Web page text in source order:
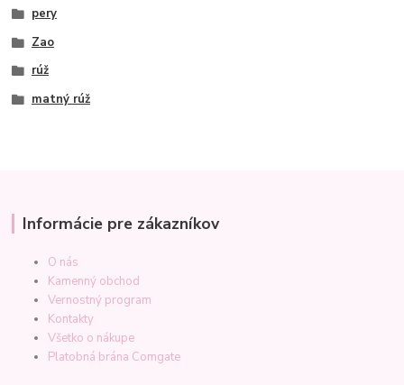
pery
Zao
rúž
matný rúž
Informácie pre zákazníkov
O nás
Kamenný obchod
Vernostný program
Kontakty
Všetko o nákupe
Platobná brána Comgate